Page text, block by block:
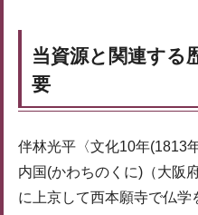
当資源と関連する
要
伴林光平〈文化10年(1813
内国(かわちのくに)（大阪
に上京して西本願寺で仏